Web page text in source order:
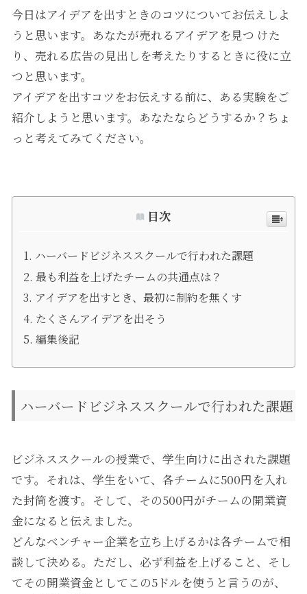
今日はアイデアを出すときのコツについてお伝えしよ
うと思います。あなたが売れるアイデアを見つ けた
り、売れる広告の見出しを考えたりするときに役に立
つと思います。
アイデアを出すコツをお伝えする前に、ある実験をご
紹介しようと思います。あなたならどうするか？ちょ
っと考えてみてください。
目次
ハーバードビジネススクールで行われた課題
最も利益を上げたチームの共通点は？
アイデアを出すとき、最初に制約を無くす
たくさんアイデアを出そう
編集後記
ハーバードビジネススクールで行われた課題
ビジネススクールの授業で、学生向けに出された課題
です。それは、学生をいて、各チームに500円を入れ
た封筒を渡す。そして、その500円がチームの開業資
金になると伝えました。
どんなベンチャー企業を立ち上げるかは各チームで相
談して決める。ただし、必ず利益を上げること、そし
てその開業資金としてこの5ドルを使うと言うのが、